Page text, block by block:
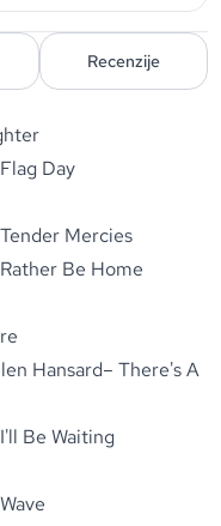
Recenzije
Day
Mercies
Be Home
Hansard– There's A
Be Waiting